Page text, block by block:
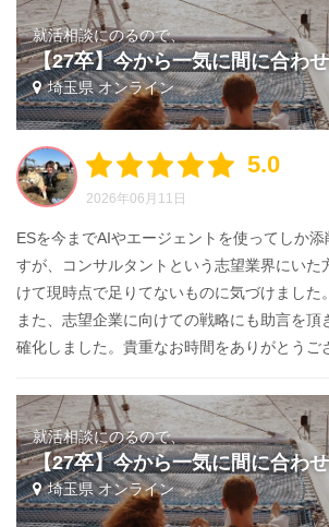
就活相談にのるので、
【27卒】今から一気に間に合わ
埼玉県 オンライン
5.0
2026年06月11日
ESを今までAIやエージェントを使ってしか
すが、コンサルタントという志望業界にいた
けて現時点で足りてないものに気づけました。
また、志望企業に向けての戦略にも助言を頂
確化しました。貴重なお時間をありがとうご
就活相談にのるので、
【27卒】今から一気に間に合わ
埼玉県 オンライン